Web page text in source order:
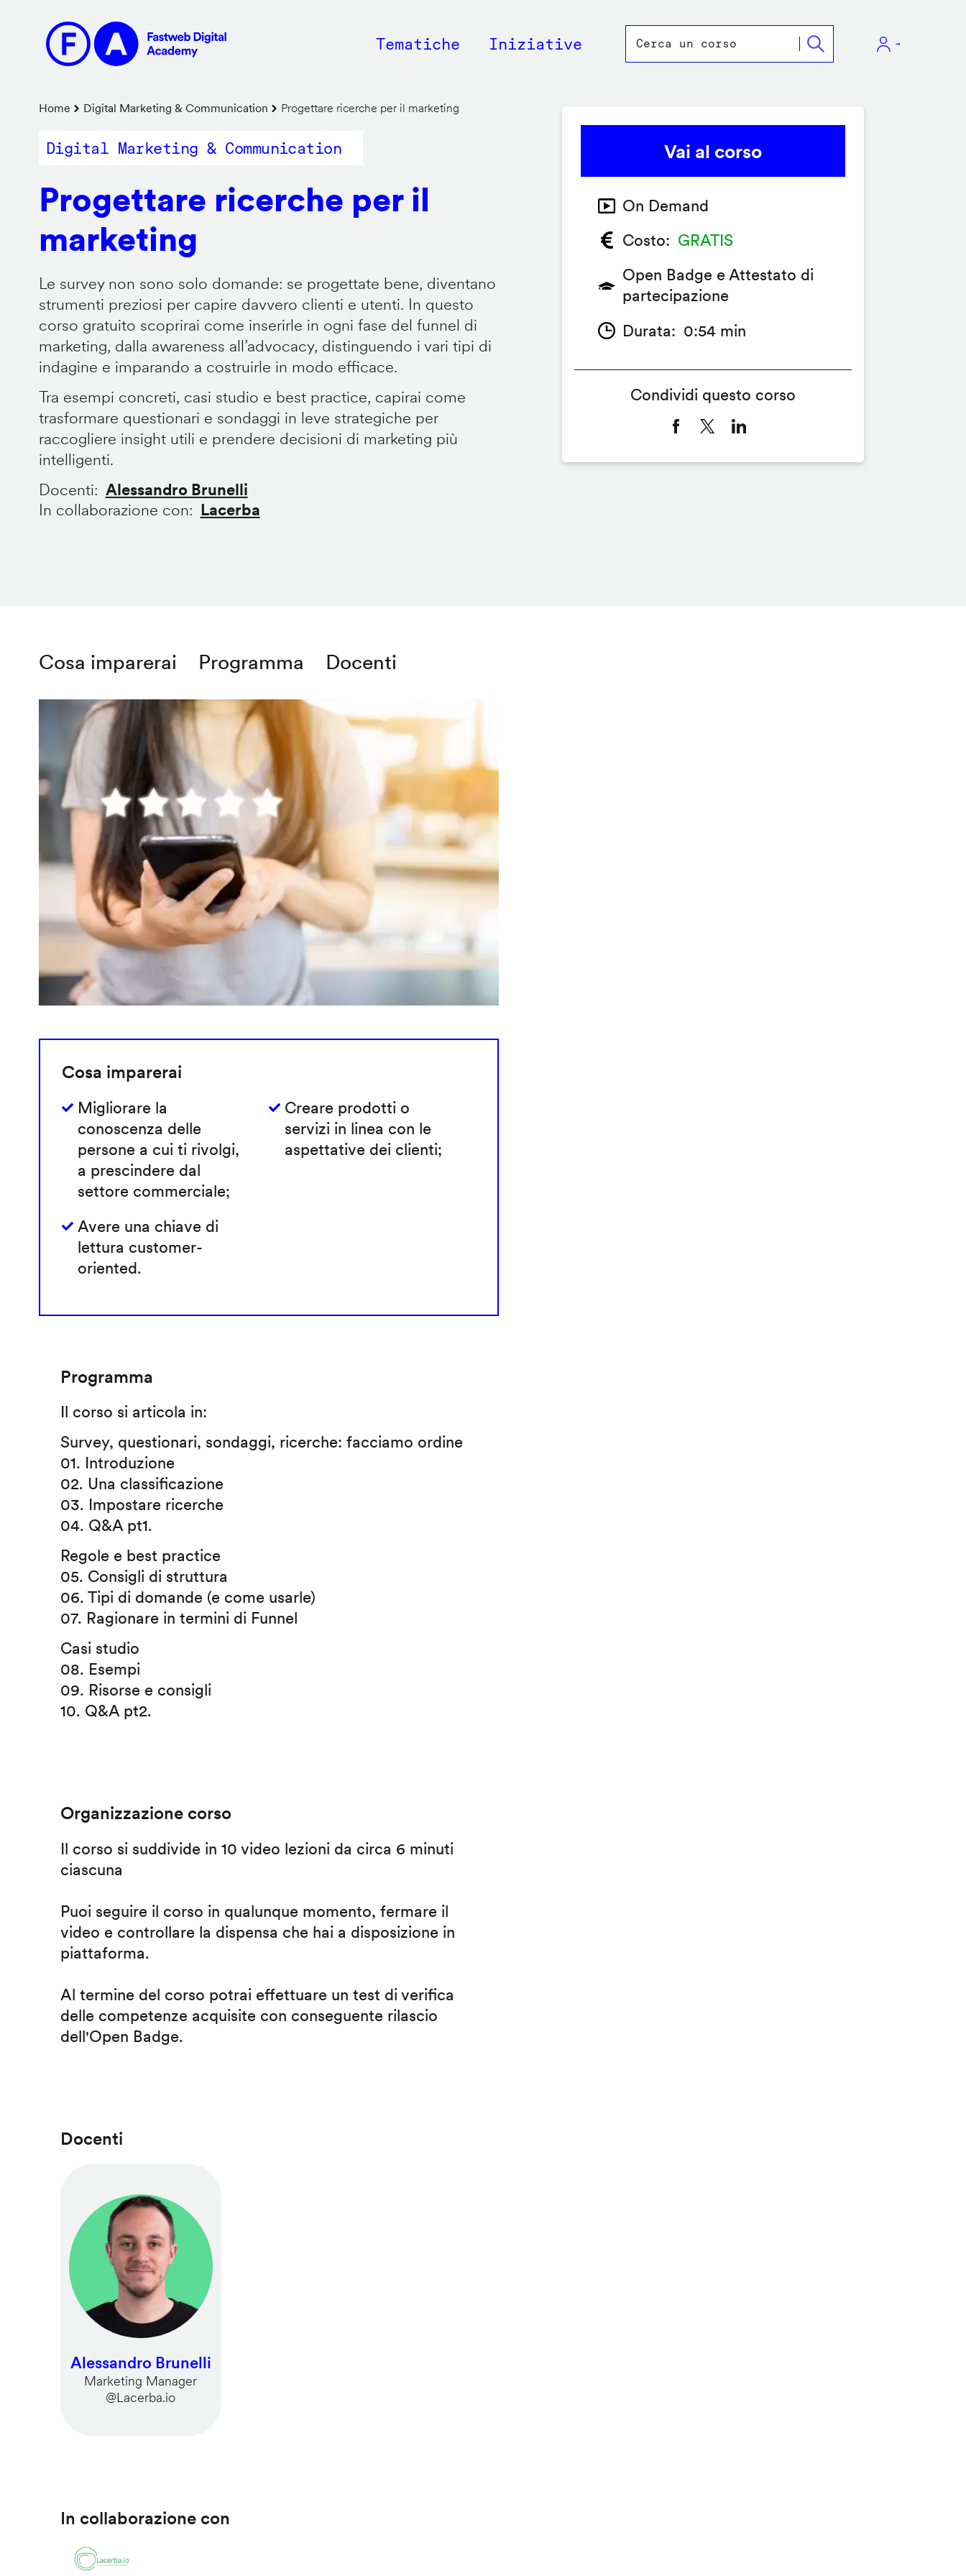
contenuto
principale
Main
Tematiche Iniziative
Briciole
di
Home Digital Marketing & Communication Progettare ricerche per il marketing
Digital Marketing & Communication
Progettare ricerche per il
marketing
Le survey non sono solo domande: se progettate bene, diventano
strumenti preziosi per capire davvero clienti e utenti. In questo
corso gratuito scoprirai come inserirle in ogni fase del funnel di
marketing, dalla awareness all’advocacy, distinguendo i vari tipi di
indagine e imparando a costruirle in modo efficace.
Tra esempi concreti, casi studio e best practice, capirai come
trasformare questionari e sondaggi in leve strategiche per
raccogliere insight utili e prendere decisioni di marketing più
intelligenti.
Docenti
Alessandro Brunelli
In collaborazione con
Lacerba
Cosa imparerai Programma Docenti
Cosa imparerai
Migliorare la
conoscenza delle
persone a cui ti rivolgi,
a prescindere dal
settore commerciale;
Creare prodotti o
servizi in linea con le
aspettative dei clienti;
Avere una chiave di
lettura customer-
oriented.
Programma
Il corso si articola in:
Survey, questionari, sondaggi, ricerche: facciamo ordine
01. Introduzione
02. Una classificazione
03. Impostare ricerche
04. Q&A pt1.
Regole e best practice
05. Consigli di struttura
06. Tipi di domande (e come usarle)
07. Ragionare in termini di Funnel
Casi studio
08. Esempi
09. Risorse e consigli
10. Q&A pt2.
Organizzazione corso
Il corso si suddivide in 10 video lezioni da circa 6 minuti
ciascuna
Puoi seguire il corso in qualunque momento, fermare il
video e controllare la dispensa che hai a disposizione in
piattaforma.
Al termine del corso potrai effettuare un test di verifica
delle competenze acquisite con conseguente rilascio
dell'Open Badge.
Docenti
Alessandro Brunelli
Marketing Manager
@Lacerba.io
In collaborazione con
Vai al corso
On Demand
Costo
GRATIS
Open Badge e Attestato di
partecipazione
Durata
0:54 min
Condividi questo corso